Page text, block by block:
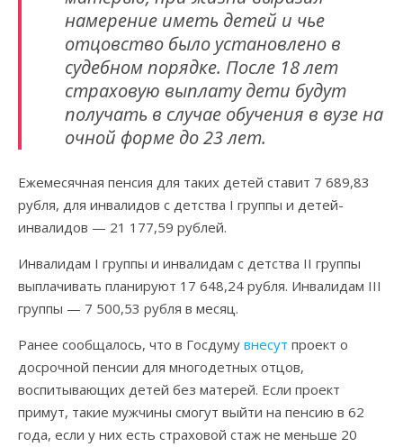
намерение иметь детей и чье
отцовство было установлено в
судебном порядке. После 18 лет
страховую выплату дети будут
получать в случае обучения в вузе на
очной форме до 23 лет.
Ежемесячная пенсия для таких детей ставит 7 689,83
рубля, для инвалидов с детства I группы и детей-
инвалидов — 21 177,59 рублей.
Инвалидам I группы и инвалидам с детства II группы
выплачивать планируют 17 648,24 рубля. Инвалидам III
группы — 7 500,53 рубля в месяц.
Ранее сообщалось, что в Госдуму внесут проект о
досрочной пенсии для многодетных отцов,
воспитывающих детей без матерей. Если проект
примут, такие мужчины смогут выйти на пенсию в 62
года, если у них есть страховой стаж не меньше 20